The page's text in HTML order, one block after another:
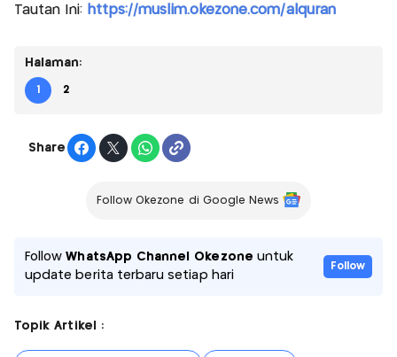
Tautan Ini: https://muslim.okezone.com/alquran
Halaman:
1 2
Share
Follow Okezone di Google News
FollowWhatsApp Channel Okezone untuk
update berita terbaru setiap hari
Follow
Topik Artikel :